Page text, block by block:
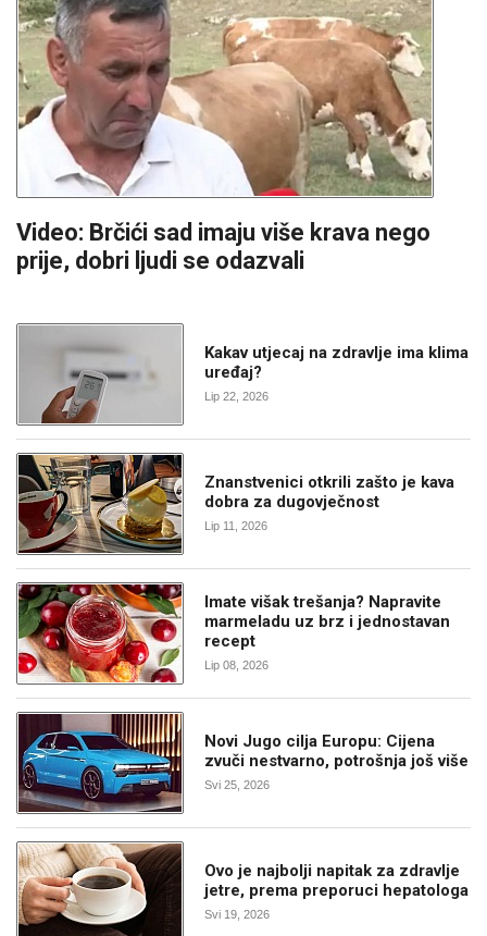
Video: Brčići sad imaju više krava nego
prije, dobri ljudi se odazvali
Kakav utjecaj na zdravlje ima klima
uređaj?
Lip 22, 2026
Znanstvenici otkrili zašto je kava
dobra za dugovječnost
Lip 11, 2026
Imate višak trešanja? Napravite
marmeladu uz brz i jednostavan
recept
Lip 08, 2026
Novi Jugo cilja Europu: Cijena
zvuči nestvarno, potrošnja još više
Svi 25, 2026
Ovo je najbolji napitak za zdravlje
jetre, prema preporuci hepatologa
Svi 19, 2026